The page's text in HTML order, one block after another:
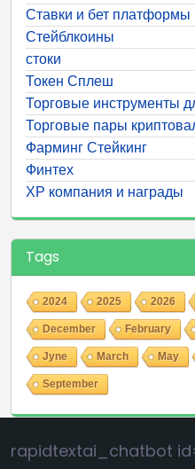
Ставки и бет платформы
Стейблкоины
стоки
Токен Сплеш
Торговые инструменты
Торговые пары
Фарминг Стейкинг
Финтех
ХР компания и награды
Tags
2024 2025 2026
December February
Jyne March May
September
rapidtextai_chatbot